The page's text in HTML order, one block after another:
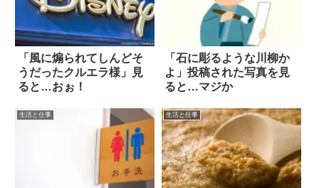
「風に煽られてしんどそ
うだったクルエラ様」見
ると…おぉ！
「石に彫るような川柳か
よ」投稿された写真を見
ると…マジか
生活と仕事 生活と仕事